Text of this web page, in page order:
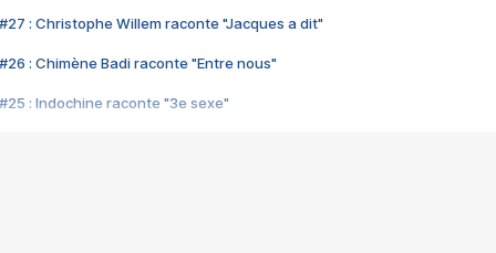
#27 : Christophe Willem raconte "Jacques a dit"
#26 : Chimène Badi raconte "Entre nous"
#25 : Indochine raconte "3e sexe"